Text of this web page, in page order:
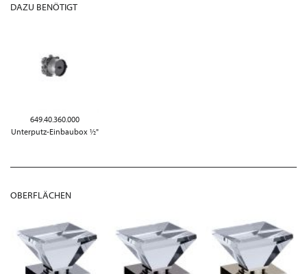
DAZU BENÖTIGT
649.40.360.000
Unterputz-Einbaubox ½"
OBERFLÄCHEN